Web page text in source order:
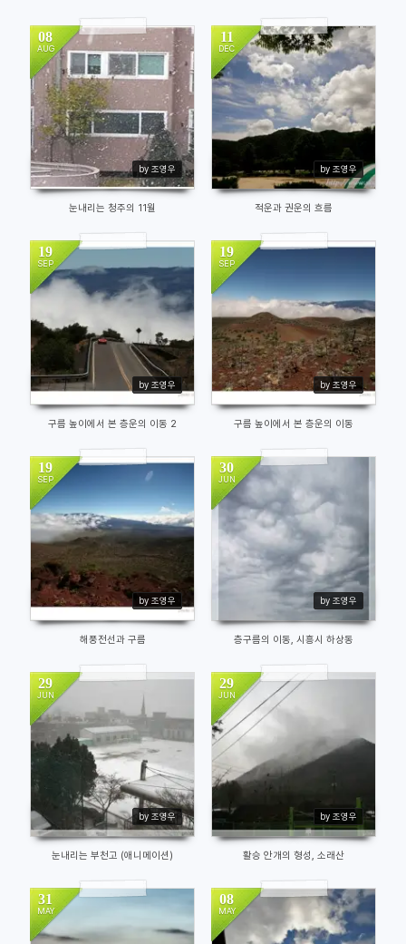
08
AUG
by 조영우
14053
눈내리는 청주의 11월
11
DEC
by 조영우
14725
적운과 권운의 흐름
19
SEP
by 조영우
12427
구름 높이에서 본 층운의 이동 2
19
SEP
by 조영우
11197
구름 높이에서 본 층운의 이동
19
SEP
by 조영우
12484
해풍전선과 구름
30
JUN
by 조영우
12682
층구름의 이동, 시흥시 하상동
29
JUN
by 조영우
13811
눈내리는 부천고 (애니메이션)
29
JUN
by 조영우
활승 안개의 형성, 소래산
31
MAY
08
MAY